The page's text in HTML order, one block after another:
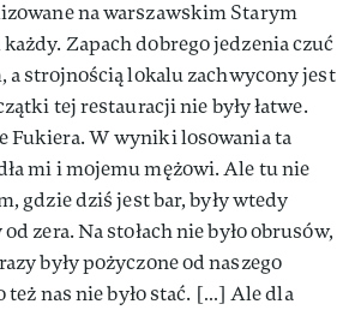
na warszawskim Starym
Zapach dobrego jedzenia czuć
a strojnością lokalu zachwycony jest
tej restauracji nie były łatwe.
Fukiera. W wyniki losowania ta
mi i mojemu mężowi. Ale tu nie
gdzie dziś jest bar, były wtedy
zera. Na stołach nie było obrusów,
były pożyczone od naszego
też nas nie było stać. […] Ale dla